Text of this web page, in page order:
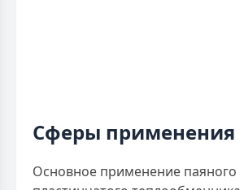
Сферы применения
Основное применение паяного